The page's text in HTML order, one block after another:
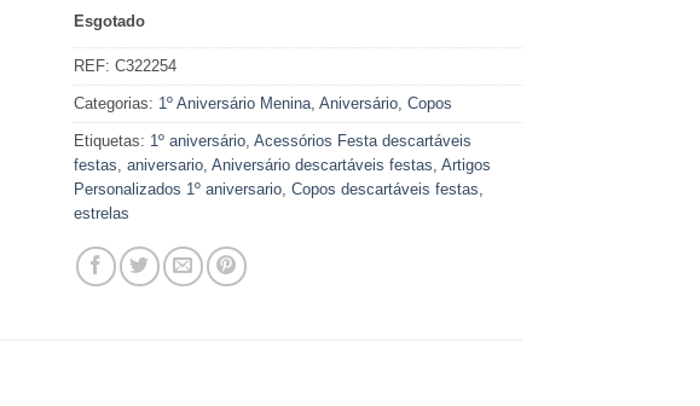
Esgotado
REF:C322254
Categorias: 1º Aniversário Menina ,Aniversário ,Copos
Etiquetas: 1º aniversário ,Acessórios Festa descartáveis
festas ,aniversario ,Aniversário descartáveis festas ,Artigos
Personalizados 1º aniversario ,Copos descartáveis festas
estrelas